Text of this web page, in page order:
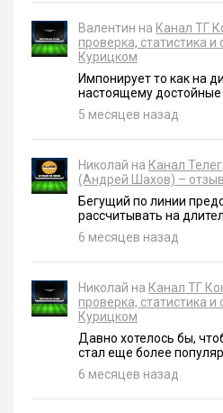
Валентин на Канал ТГ
проверка, статистика
Курицком
Импонирует то как на
настоящему достойные
5 месяцев назад
Николай на Канал
(Андрей Шахов) –
Бегущий по линии
рассчитывать на
6 месяцев назад
Николай на Канал ТГ
проверка, статистика
Курицком
Давно хотелось бы,
стал еще более
6 месяцев назад